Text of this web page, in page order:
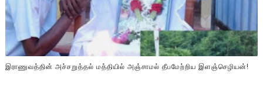
இராணுவத்தின் அச்சறுத்தல் மத்தியில் அஞ்சாமல் தீபமேற்றிய இளஞ்செழியன்!